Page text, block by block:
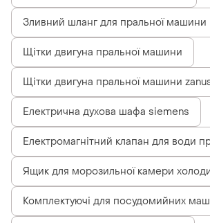
Зливний шланг для пральної машини
Щітки двигуна пральної машини
Щітки двигуна пральної машини
Електрична духова шафа siemens
Електромагнітний клапан для води
Ящик для морозильної камери
Комплектуючі для посудомийних